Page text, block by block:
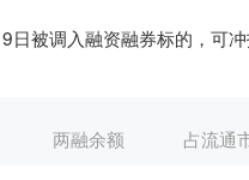
日被调入融资融券标的，可
两融余额 占流通